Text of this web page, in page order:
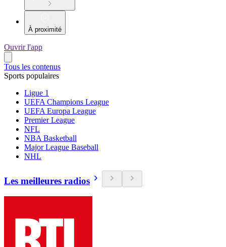
À proximité
Ouvrir l'app
Tous les contenus
Sports populaires
Ligue 1
UEFA Champions League
UEFA Europa League
Premier League
NFL
NBA Basketball
Major League Baseball
NHL
Les meilleures radios